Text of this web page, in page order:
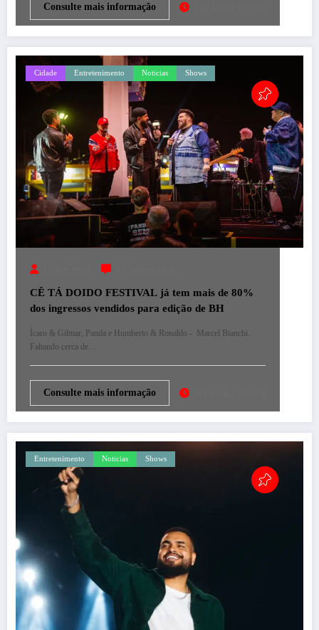
Consulte mais informação
Cidade Entretenimento Noticias Shows
CÊ TÁ DOIDO FESTIVAL já tem mais de 80%
dos ingressos vendidos para edição de BH
Ícaro & Gilmar, Panda e Humberto & Ronaldo - Marcel Bianchi.
Faltando cerca de…
Consulte mais informação
Entretenimento Noticias Shows